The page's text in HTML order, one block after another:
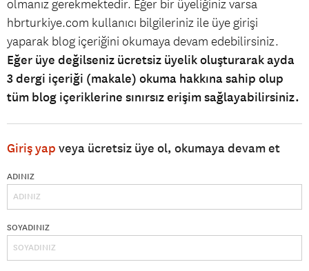
olmanız gerekmektedir. Eğer bir üyeliğiniz varsa
hbrturkiye.com kullanıcı bilgileriniz ile üye girişi
yaparak blog içeriğini okumaya devam edebilirsiniz.
Eğer üye değilseniz ücretsiz üyelik oluşturarak ayda
3 dergi içeriği (makale) okuma hakkına sahip olup
tüm blog içeriklerine sınırsız erişim sağlayabilirsiniz.
Giriş yap veya ücretsiz üye ol, okumaya devam et
ADINIZ
SOYADINIZ